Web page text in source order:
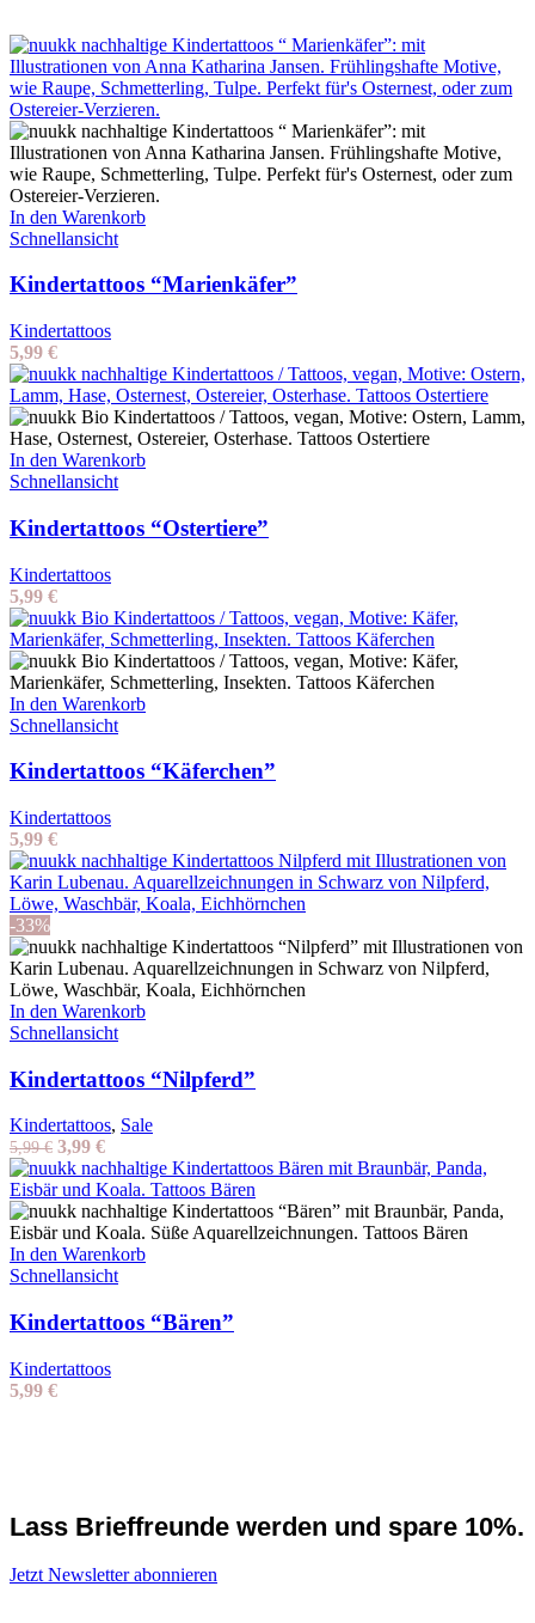
In den Warenkorb
Schnellansicht
Kindertattoos “Marienkäfer”
Kindertattoos
5,99 €
In den Warenkorb
Schnellansicht
Kindertattoos “Ostertiere”
Kindertattoos
5,99 €
In den Warenkorb
Schnellansicht
Kindertattoos “Käferchen”
Kindertattoos
5,99 €
-33%
In den Warenkorb
Schnellansicht
Kindertattoos “Nilpferd”
Kindertattoos, Sale
5,99€ Ursprünglicher
Preis
war:
5,99 €
3,99 €Aktueller
Preis
ist:
3,99 €.
In den Warenkorb
Schnellansicht
Kindertattoos “Bären”
Kindertattoos
5,99 €
Lass Brieffreunde werden und spare 10%.
Jetzt Newsletter abonnieren